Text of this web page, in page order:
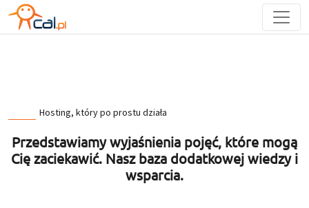
Hosting, który po prostu działa
Przedstawiamy wyjaśnienia pojęć, które mogą
Cię zaciekawić. Nasz baza dodatkowej wiedzy i
wsparcia.